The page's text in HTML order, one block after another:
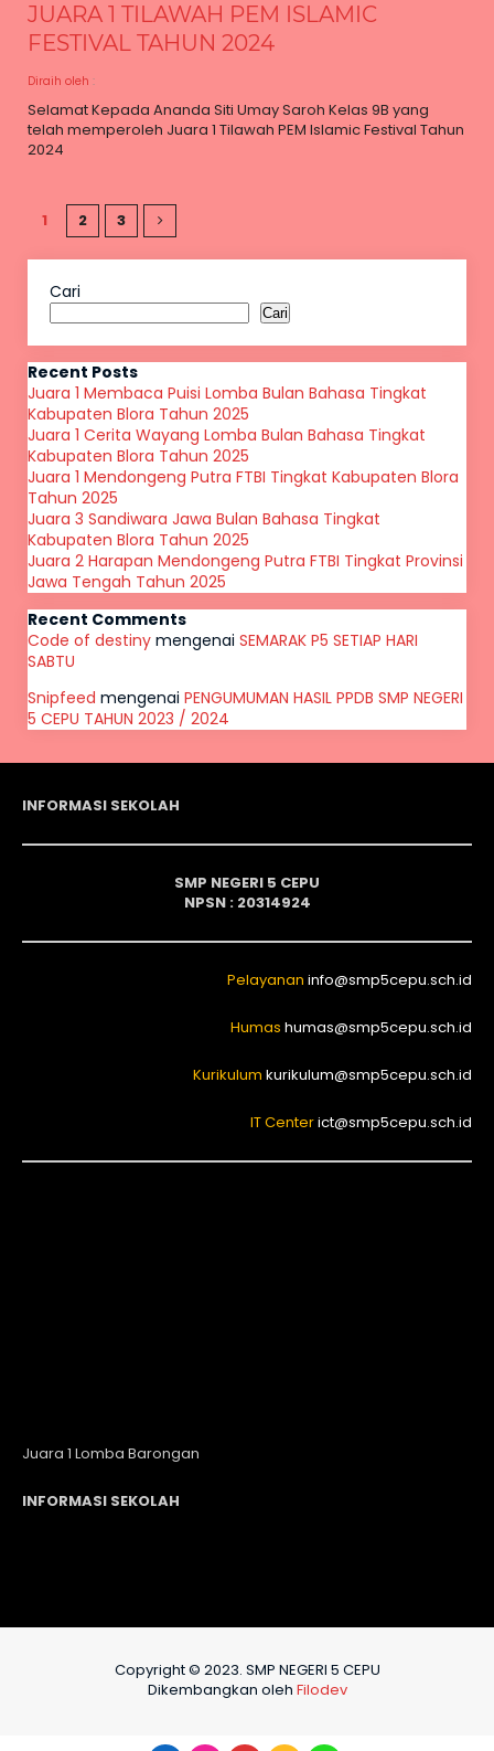
JUARA 1 TILAWAH PEM ISLAMIC
FESTIVAL TAHUN 2024
Diraih oleh :
Selamat Kepada Ananda Siti Umay Saroh Kelas 9B yang
telah memperoleh Juara 1 Tilawah PEM Islamic Festival Tahun
2024
1 2 3
Cari
Cari
Recent Posts
Juara 1 Membaca Puisi Lomba Bulan Bahasa Tingkat
Kabupaten Blora Tahun 2025
Juara 1 Cerita Wayang Lomba Bulan Bahasa Tingkat
Kabupaten Blora Tahun 2025
Juara 1 Mendongeng Putra FTBI Tingkat Kabupaten Blora
Tahun 2025
Juara 3 Sandiwara Jawa Bulan Bahasa Tingkat
Kabupaten Blora Tahun 2025
Juara 2 Harapan Mendongeng Putra FTBI Tingkat Provinsi
Jawa Tengah Tahun 2025
Recent Comments
Code of destiny mengenai SEMARAK P5 SETIAP HARI
SABTU
Snipfeed mengenai PENGUMUMAN HASIL PPDB SMP NEGERI
5 CEPU TAHUN 2023 / 2024
INFORMASI SEKOLAH
SMP NEGERI 5 CEPU
NPSN : 20314924
Pelayanan info@smp5cepu.sch.id
Humas humas@smp5cepu.sch.id
Kurikulum kurikulum@smp5cepu.sch.id
IT Centerict@smp5cepu.sch.id
Juara 1 Lomba Barongan
INFORMASI SEKOLAH
Copyright © 2023. SMP NEGERI 5 CEPU
Dikembangkan oleh Filodev